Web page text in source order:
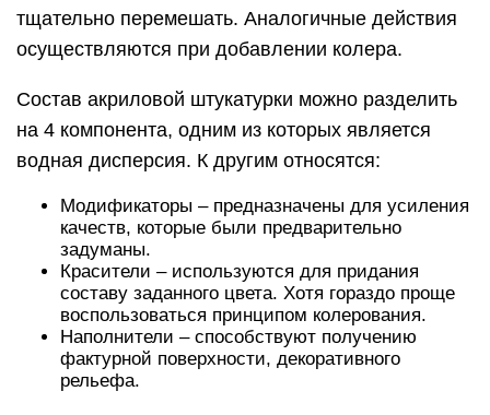
тщательно перемешать. Аналогичные действия
осуществляются при добавлении колера.
Состав акриловой штукатурки можно разделить
на 4 компонента, одним из которых является
водная дисперсия. К другим относятся:
Модификаторы – предназначены для усиления
качеств, которые были предварительно
задуманы.
Красители – используются для придания
составу заданного цвета. Хотя гораздо проще
воспользоваться принципом колерования.
Наполнители – способствуют получению
фактурной поверхности, декоративного
рельефа.